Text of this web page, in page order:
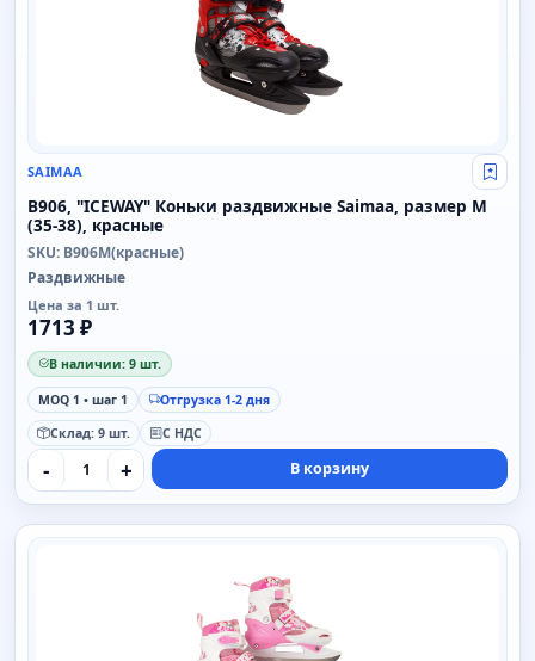
SAIMAA Свой
B906, "ICEWAY" Коньки раздвижные Saimaa, размер M
(35-38), красные
SKU: B906M(красные)
Раздвижные
Цена за 1 шт.
1713 ₽
В наличии: 9 шт.
MOQ 1 • шаг 1
Отгрузка 1-2 дня
Склад: 9 шт.
С НДС
- + В корзину
SAIMAA